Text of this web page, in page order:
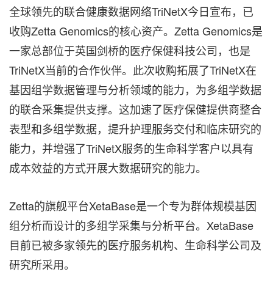
全球领先的联合健康数据网络TriNetX今日宣布，已
收购Zetta Genomics的核心资产。Zetta Genomics是
一家总部位于英国剑桥的医疗保健科技公司，也是
TriNetX当前的合作伙伴。此次收购拓展了TriNetX在
基因组学数据管理与分析领域的能力，为多组学数据
的联合采集提供支撑。这加速了医疗保健提供商整合
表型和多组学数据，提升护理服务交付和临床研究的
能力，并增强了TriNetX服务的生命科学客户以具有
成本效益的方式开展大数据研究的能力。
Zetta的旗舰平台XetaBase是一个专为群体规模基因
组分析而设计的多组学采集与分析平台。XetaBase
目前已被多家领先的医疗服务机构、生命科学公司及
研究所采用。